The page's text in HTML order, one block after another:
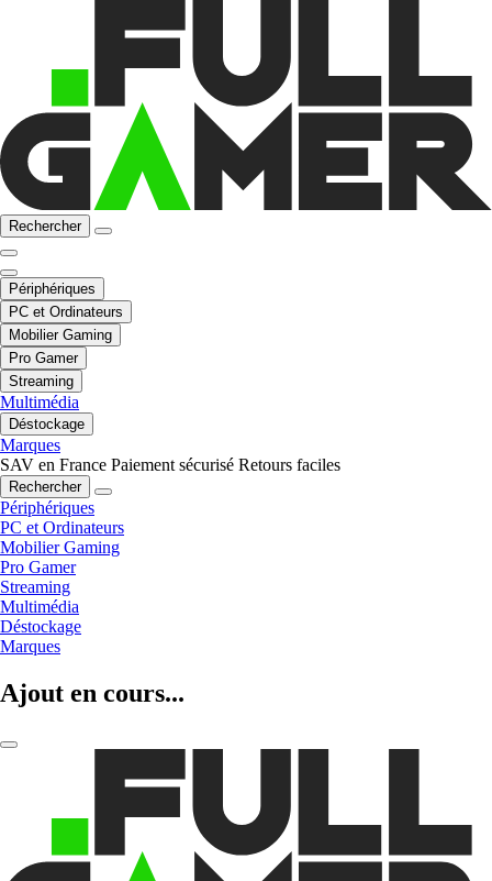
Rechercher
Périphériques
PC et Ordinateurs
Mobilier Gaming
Pro Gamer
Streaming
Multimédia
Déstockage
Marques
SAV en France Paiement sécurisé Retours faciles
Rechercher
Périphériques
PC et Ordinateurs
Mobilier Gaming
Pro Gamer
Streaming
Multimédia
Déstockage
Marques
Ajout en cours...